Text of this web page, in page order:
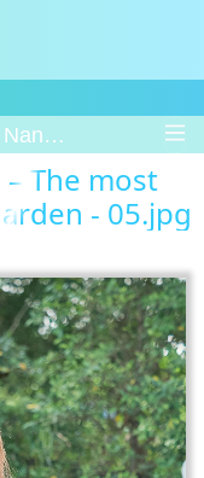
in the garden - 05
The most
- 05.jpg